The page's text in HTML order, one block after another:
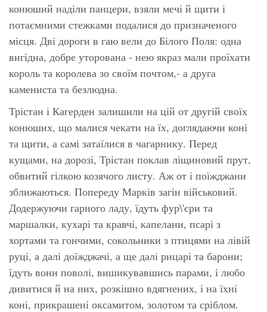
конюший наділи панцери, взяли мечі й щити і
потаємними стежками подалися до призначеного
місця. Дві дороги в гаю вели до Білого Поля: одна
вигідна, добре уторована - нею якраз мали проїхати
король та королева зо своїм почтом,- а друга
камениста та безлюдна.
Трістан і Кагерден залишили на цій от другій своїх
конюших, що малися чекати на їх, доглядаючи коні
та щити, а самі затаїлися в чагарнику. Перед
кущами, на дорозі, Трістан поклав ліщиновий прут,
обвитий гілкою козячого листу. Аж от і поїжджани
зближаються. Попереду Марків загін військовий.
Додержуючи гарного ладу, їдуть фур\'єри та
маршалки, кухарі та кравчі, капелани, псарі з
хортами та гончими, сокольники з птицями на лівій
руці, а далі доїжджачі, а ще далі рицарі та барони;
їдуть вони поволі, вишикувавшись парами, і любо
дивитися й на них, розкішно вдягнених, і на їхні
коні, прикрашені оксамитом, золотом та сріблом.